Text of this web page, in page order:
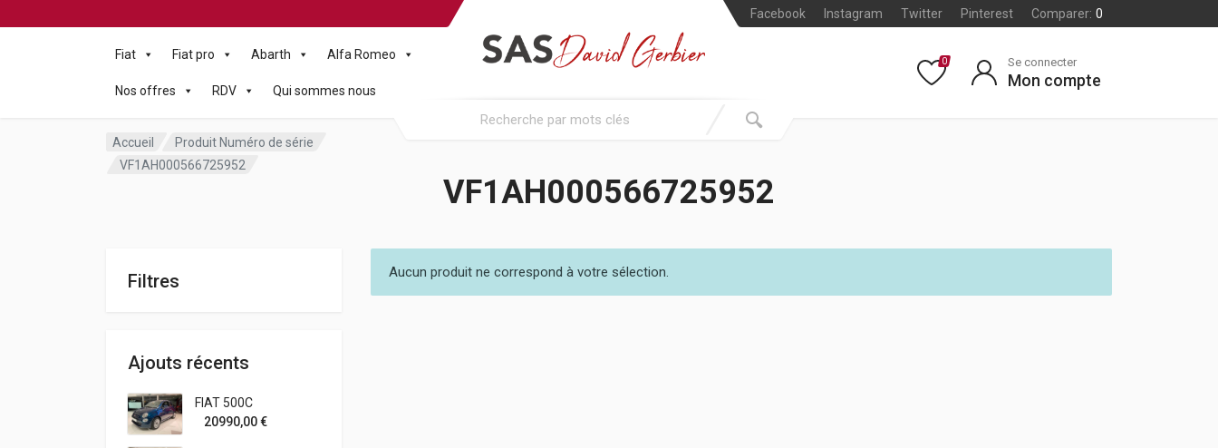
Facebook Instagram Twitter Pinterest Comparer: 0
Fiat Fiat pro Abarth Alfa Romeo
Nos offres RDV Qui sommes nous
0 Se connecter
Mon compte
Accueil
Produit Numéro de série
VF1AH000566725952
VF1AH000566725952
Filtres
Ajouts récents
FIAT 500C
20990,00€
Aucun produit ne correspond à votre sélection.